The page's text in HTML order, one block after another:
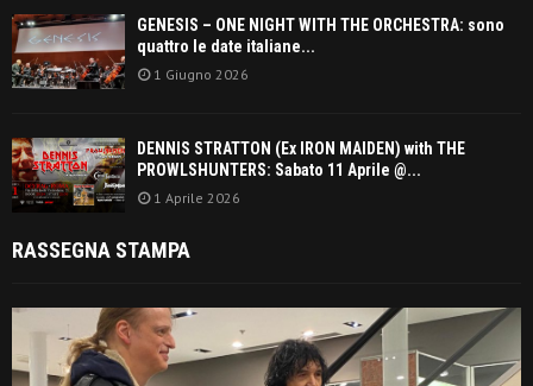
GENESIS – ONE NIGHT WITH THE ORCHESTRA: sono
quattro le date italiane...
1 Giugno 2026
DENNIS STRATTON (Ex IRON MAIDEN) with THE
PROWLSHUNTERS: Sabato 11 Aprile @...
1 Aprile 2026
RASSEGNA STAMPA